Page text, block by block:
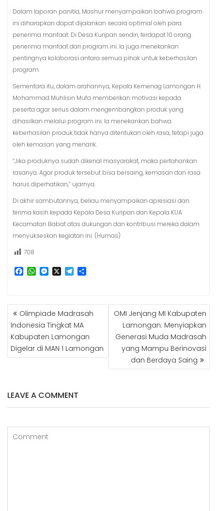
Dalam laporan panitia, Mashur menyampaikan bahwa program
ini diharapkan dapat dijalankan secara optimal oleh para
penerima manfaat. Di Desa Kuripan sendiri, terdapat 10 orang
penerima manfaat dari program ini. Ia juga menekankan
pentingnya kolaborasi antara semua pihak untuk keberhasilan
program.
Sementara itu, dalam arahannya, Kepala Kemenag Lamongan H.
Mohammad Muhlisin Mufa memberikan motivasi kepada
peserta agar serius dalam mengembangkan produk yang
dihasilkan melalui program ini. Ia menekankan bahwa
keberhasilan produk tidak hanya ditentukan oleh rasa, tetapi juga
oleh kemasan yang menarik.
“Jika produknya sudah dikenal masyarakat, maka pertahankan
rasanya. Agar produk tersebut bisa bersaing, kemasan dan rasa
harus diperhatikan,” ujarnya.
Di akhir sambutannya, beliau menyampaikan apresiasi dan
terima kasih kepada Kepala Desa Kuripan dan Kepala KUA
Kecamatan Babat atas dukungan dan kontribusi mereka dalam
menyukseskan kegiatan ini. (Humas)
708
b
o
o
W
s
A
p
p
M
e
n
g
e
r
X T
g
r
a
e
NAVIGASI
POSOlimpiade Madrasah
Indonesia Tingkat MA
Kabupaten Lamongan
Digelar di MAN 1 Lamongan
OMI Jenjang MI Kabupaten
Lamongan: Menyiapkan
Generasi Muda Madrasah
yang Mampu Berinovasi
dan Berdaya Saing
LEAVE A COMMENT